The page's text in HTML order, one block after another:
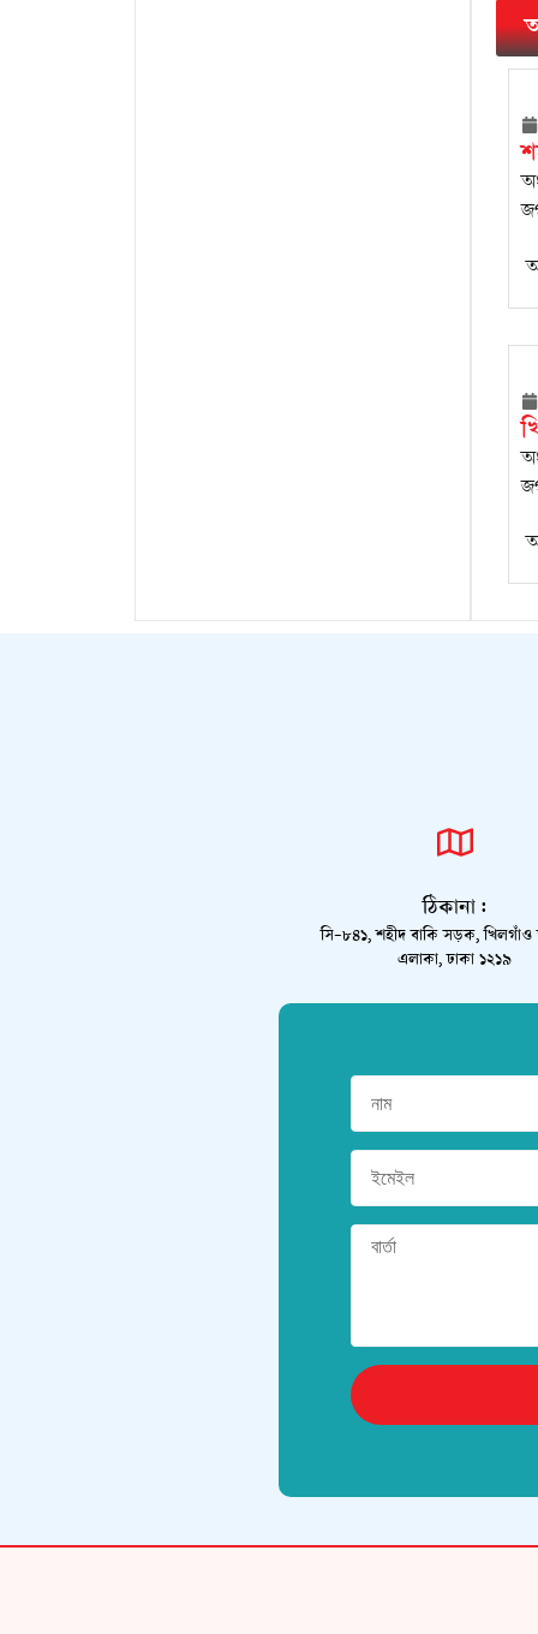
ঠিকানা :
সি-৮৪১, শহীদ বাকি সড়ক,
এলাকা, ঢাকা ১২১৯